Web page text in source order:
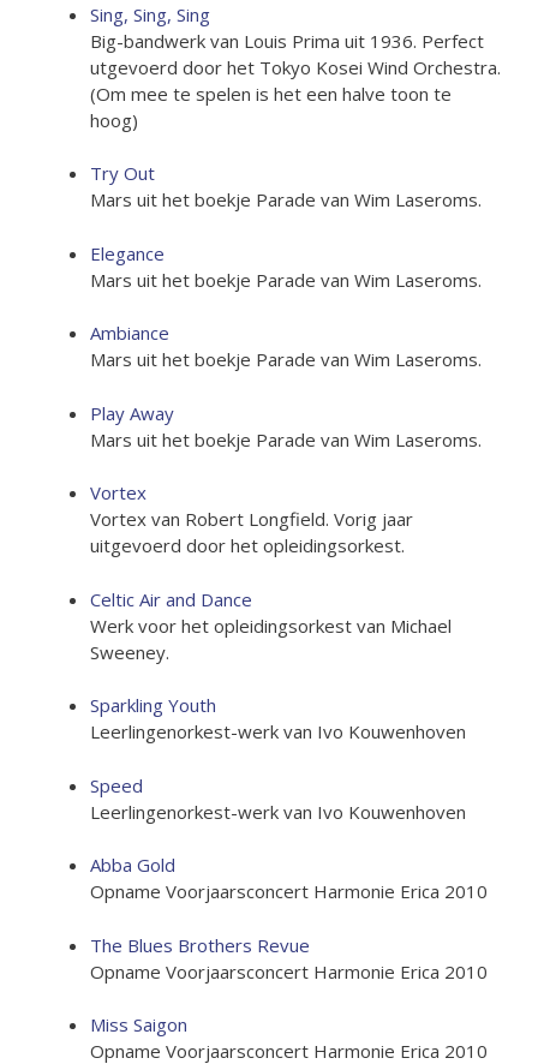
Sing, Sing, Sing
Big-bandwerk van Louis Prima uit 1936. Perfect
utgevoerd door het Tokyo Kosei Wind Orchestra.
(Om mee te spelen is het een halve toon te
hoog)
Try Out
Mars uit het boekje Parade van Wim Laseroms.
Elegance
Mars uit het boekje Parade van Wim Laseroms.
Ambiance
Mars uit het boekje Parade van Wim Laseroms.
Play Away
Mars uit het boekje Parade van Wim Laseroms.
Vortex
Vortex van Robert Longfield. Vorig jaar
uitgevoerd door het opleidingsorkest.
Celtic Air and Dance
Werk voor het opleidingsorkest van Michael
Sweeney.
Sparkling Youth
Leerlingenorkest-werk van Ivo Kouwenhoven
Speed
Leerlingenorkest-werk van Ivo Kouwenhoven
Abba Gold
Opname Voorjaarsconcert Harmonie Erica 2010
The Blues Brothers Revue
Opname Voorjaarsconcert Harmonie Erica 2010
Miss Saigon
Opname Voorjaarsconcert Harmonie Erica 2010